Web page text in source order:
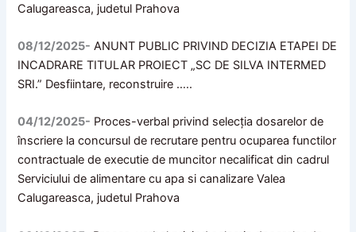
Calugareasca, judetul Prahova
08/12/2025- ANUNT PUBLIC PRIVIND DECIZIA ETAPEI DE
INCADRARE TITULAR PROIECT „SC DE SILVA INTERMED
SRI.” Desfiintare, reconstruire …..
04/12/2025- Proces-verbal privind selecţia dosarelor de
înscriere la concursul de recrutare pentru ocuparea functilor
contractuale de executie de muncitor necalificat din cadrul
Serviciului de alimentare cu apa si canalizare Valea
Calugareasca, judetul Prahova